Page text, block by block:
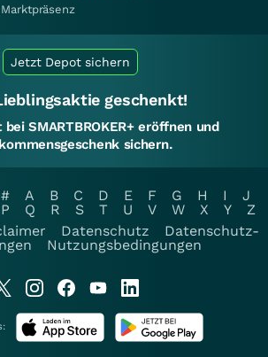
Jetzt Depot sichern
geschenkt!
SMARTBROKER+ eröffnen und
sichern.
# A B C D E F G H I
J
P Q R S T U V W X Y
Z
Datenschutz
Datenschutz-
Nutzungsbedingungen